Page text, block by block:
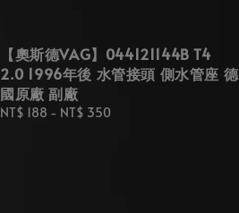
【奧斯德VAG】044121144B T4
2.0 1996年後 水管接頭 側水管座 德
國原廠 副廠
Regular
NT$ 188 - NT$ 350